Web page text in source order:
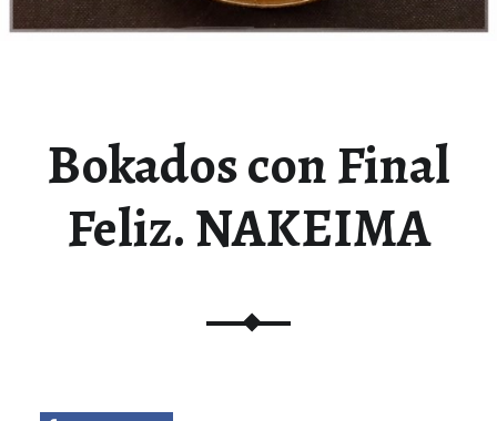
Bokados con Final
Feliz. NAKEIMA